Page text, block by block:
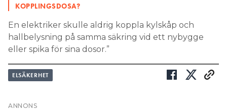
eller spika för sina dosor.”
ELSÄKERHET
Prenumerera
Hantera prenumeration